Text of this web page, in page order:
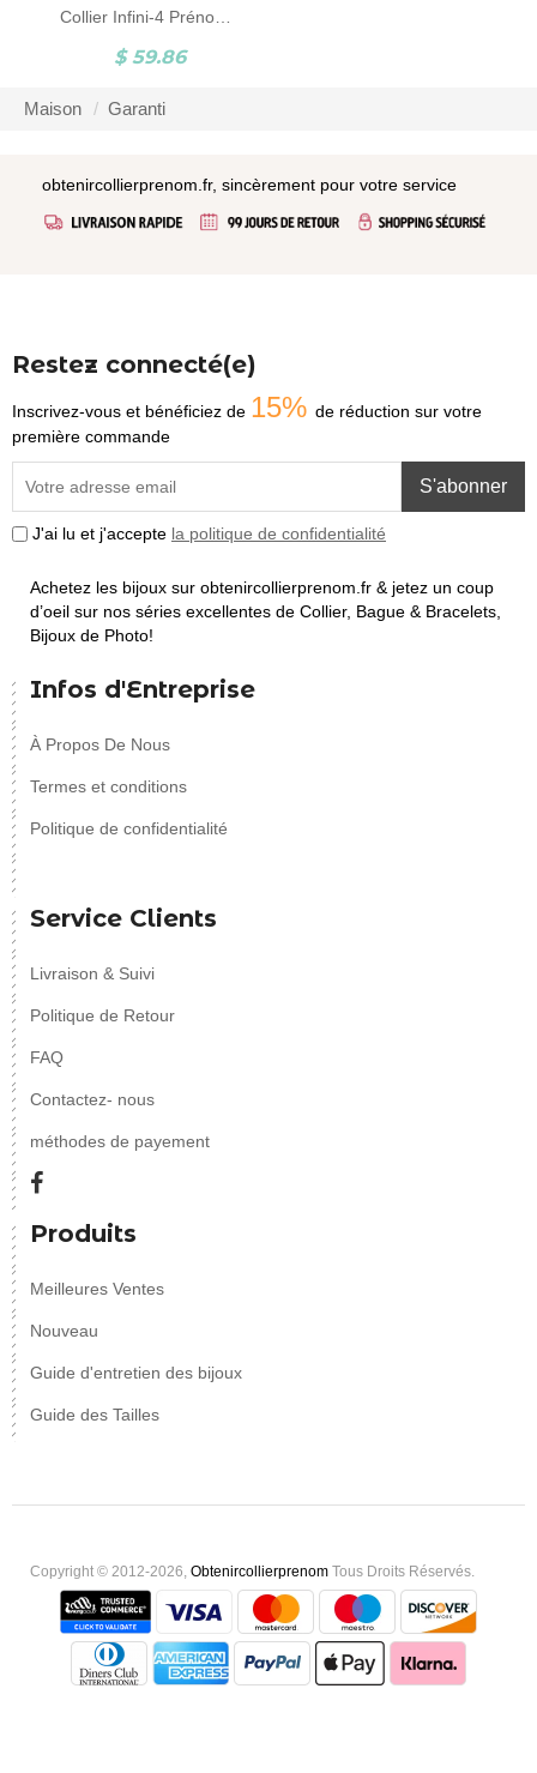
Collier Infini-4 Prénoms-Argent
$ 59.86
Maison Garanti
obtenircollierprenom.fr, sincèrement pour votre service
Restez connecté(e)
Inscrivez-vous et bénéficiez de 15% de réduction sur votre
première commande
S'abonner
J'ai lu et j'accepte la politique de confidentialité
Achetez les bijoux sur obtenircollierprenom.fr & jetez un coup
d’oeil sur nos séries excellentes de Collier, Bague & Bracelets,
Bijoux de Photo!
Infos d'Entreprise
À Propos De Nous
Termes et conditions
Politique de confidentialité
Service Clients
Livraison & Suivi
Politique de Retour
FAQ
Contactez- nous
méthodes de payement
Produits
Meilleures Ventes
Nouveau
Guide d'entretien des bijoux
Guide des Tailles
Copyright © 2012-2026, Obtenircollierprenom Tous Droits Réservés.